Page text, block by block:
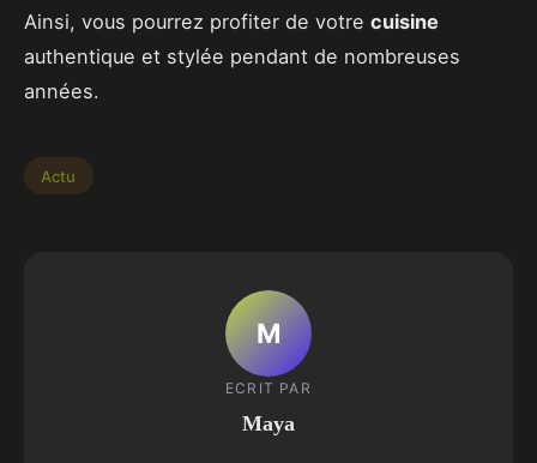
Ainsi, vous pourrez profiter de votre cuisine
authentique et stylée pendant de nombreuses
années.
Actu
M
ECRIT PAR
Maya